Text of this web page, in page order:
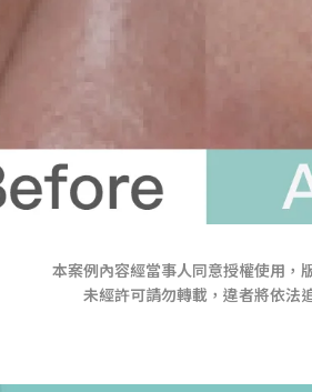
本案例內容經當事人同意授權使用，
未經許可請勿轉載，違者將依法